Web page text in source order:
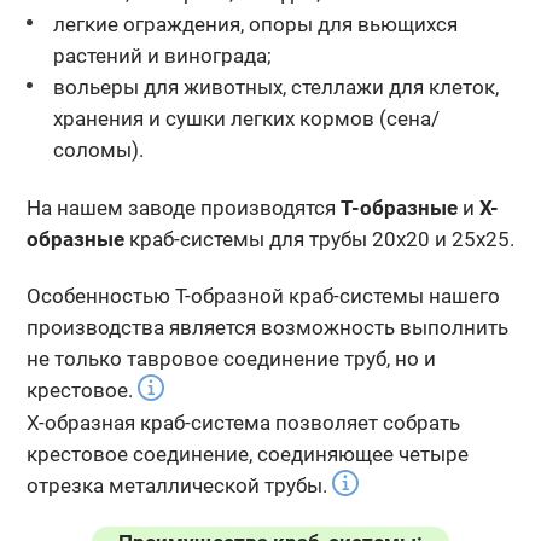
легкие ограждения, опоры для вьющихся
растений и винограда;
вольеры для животных, стеллажи для клеток,
хранения и сушки легких кормов (сена/
соломы).
На нашем заводе производятся Т-образныеи Х-
образныекраб-системы для трубы 20х20 и 25х25.
Особенностью Т-образной краб-системы нашего
производства является возможность выполнить
не только тавровое соединение труб, но и
крестовое.
Х-образная краб-система позволяет собрать
крестовое соединение, соединяющее четыре
отрезка металлической трубы.